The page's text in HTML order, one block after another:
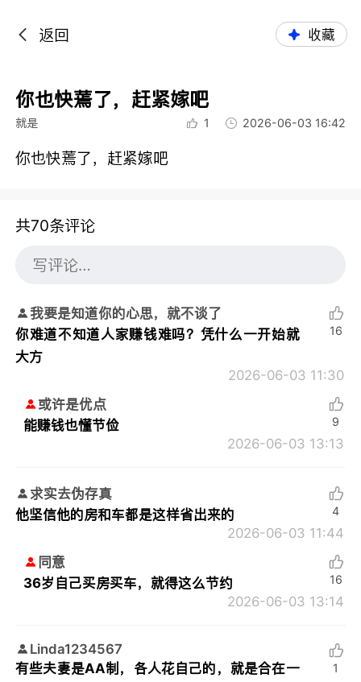
返回 收藏
你也快蔫了，赶紧嫁吧
就是 1 2026-06-03 16:42
你也快蔫了，赶紧嫁吧
共70条评论
我要是知道你的心思，就不谈了
你难道不知道人家赚钱难吗？凭什么一开始就
大方
2026-06-03 11:30
16
或许是优点
能赚钱也懂节俭
2026-06-03 13:13
9
求实去伪存真
他坚信他的房和车都是这样省出来的
2026-06-03 11:44
4
同意
36岁自己买房买车，就得这么节约
2026-06-03 13:14
16
Linda1234567
有些夫妻是AA制，各人花自己的，就是合在一
1